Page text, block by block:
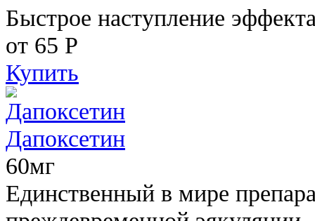
Быстрое наступление
от 65 Р
Купить
Дапоксетин
60мг
Единственный в мире